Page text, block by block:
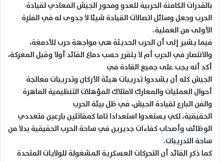
بالقدرات الكامنة الحربية للعدو ومحور الجيش المعادي لقيادة
الحرب وجعل وسائل اتصالات القيادة شيئا لا جدوى له في الفترة
الأولى من العملية.
فيما يشير إلى أن الحرب الحديثة هي مواجهة حرب للأدمغة،
والانتصار في الحرب أم لا يتقرر حسب دماغ القائد أولا وقبل المعركة،
أكد أنه يجب على جميع القادة في
الجيش كله أن يشددوا تدريبات هيئة الأركان وتدريبات معالجة
أحوال العمليات والمعارك لامتلاك المؤهلات التنظيمية الماهرة
والفن البارع لقيادة الجيش، في ظل بيئة الحرب
الحقيقية، لكي يستعدوا استعدادا تاما كمقاتلين بارعين متعددي
الوظائف وأصحاب كفاءات جديرين في ساحة الحرب الحقيقية بدلا من
ساحة التدريبات.
كما ذكر القائد أن التحركات العسكرية المشغولة للولايات المتحدة